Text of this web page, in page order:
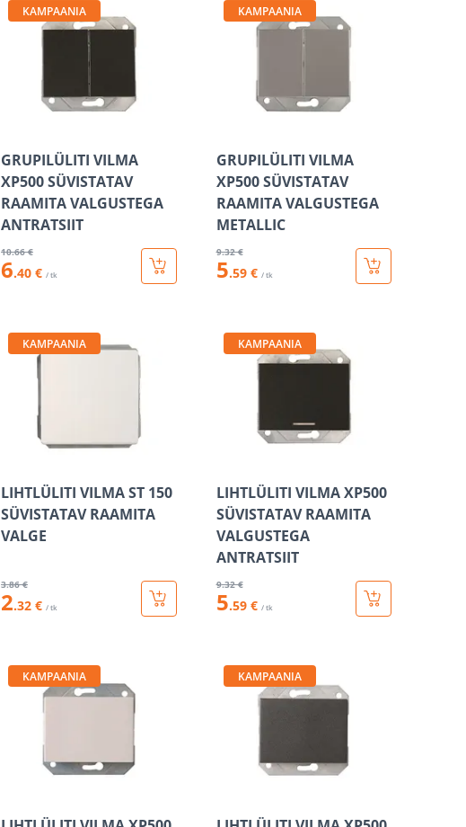
KAMPAANIA
GRUPILÜLITI VILMA
XP500 SÜVISTATAV
RAAMITA VALGUSTEGA
ANTRATSIIT
10.66 €
6.40 € / tk
KAMPAANIA
GRUPILÜLITI VILMA
XP500 SÜVISTATAV
RAAMITA VALGUSTEGA
METALLIC
9.32 €
5.59 € / tk
KAMPAANIA
LIHTLÜLITI VILMA ST 150
SÜVISTATAV RAAMITA
VALGE
3.86 €
2.32 € / tk
KAMPAANIA
LIHTLÜLITI VILMA XP500
SÜVISTATAV RAAMITA
VALGUSTEGA
ANTRATSIIT
9.32 €
5.59 € / tk
KAMPAANIA KAMPAANIA